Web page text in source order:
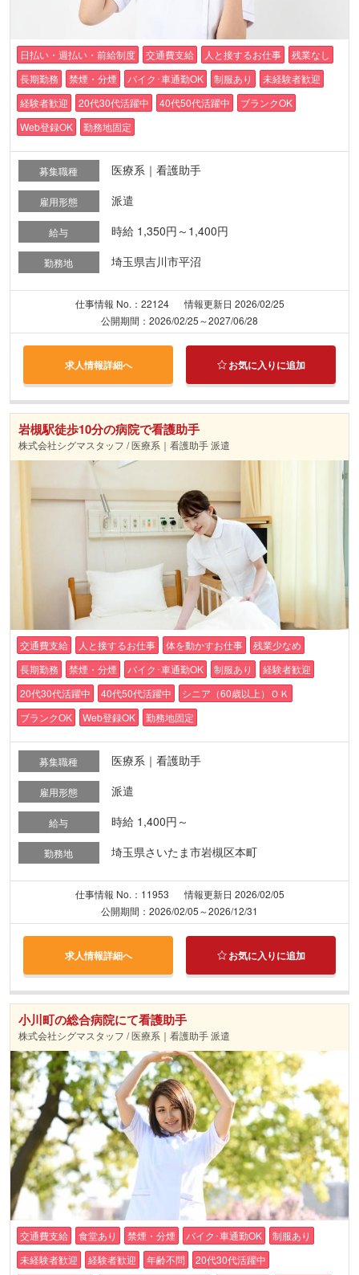
日払い・週払い・前給制度 交通費支給 人と接するお仕事
残業なし
長期勤務
禁煙・分煙 バイク･車通勤OK 制服あり
未経験者歓迎
経験者歓迎
20代30代活躍中 40代50代活躍中
ブランクOK
Web登録OK
勤務地固定
募集職種 医療系｜看護助手
雇用形態 派遣
給与 時給 1,350円～1,400円
勤務地 埼玉県吉川市平沼
仕事情報 No.：22124
情報更新日 2026/02/25
公開期間：2026/02/25～2027/06/28
求人情報詳細へ お気に入りに追加
岩槻駅徒歩10分の病院で看護助手
株式会社シグマスタッフ / 医療系｜看護助手 派遣
交通費支給 人と接するお仕事 体を動かすお仕事
残業少なめ
長期勤務
禁煙・分煙 バイク･車通勤OK 制服あり
経験者歓迎
20代30代活躍中
40代50代活躍中
シニア（60歳以上）ＯＫ
ブランクOK
Web登録OK 勤務地固定
募集職種 医療系｜看護助手
雇用形態 派遣
給与 時給 1,400円～
勤務地 埼玉県さいたま市岩槻区本町
仕事情報 No.：11953
情報更新日 2026/02/05
公開期間：2026/02/05～2026/12/31
求人情報詳細へ お気に入りに追加
小川町の総合病院にて看護助手
株式会社シグマスタッフ / 医療系｜看護助手 派遣
交通費支給 食堂あり 禁煙・分煙 バイク･車通勤OK
制服あり
未経験者歓迎
経験者歓迎 年齢不問
20代30代活躍中